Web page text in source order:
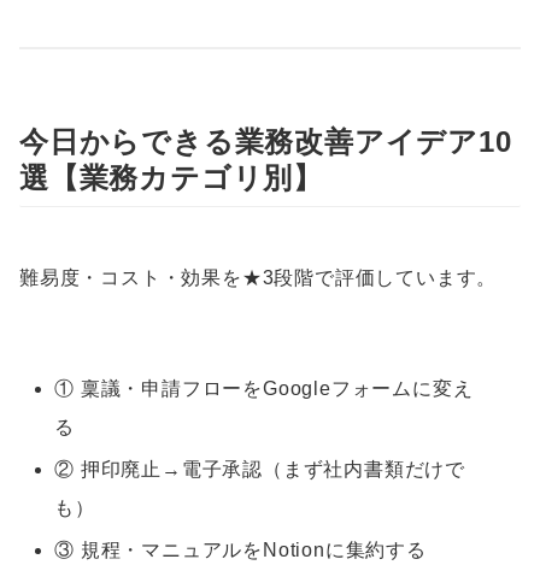
今日からできる業務改善アイデア10
選【業務カテゴリ別】
難易度・コスト・効果を★3段階で評価しています。
① 稟議・申請フローをGoogleフォームに変え
る
② 押印廃止→電子承認（まず社内書類だけで
も）
③ 規程・マニュアルをNotionに集約する